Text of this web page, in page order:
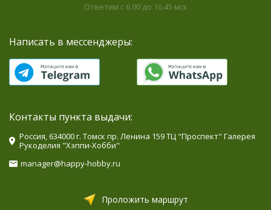
Ответим с 6.00 до 16.45 мск
Написать в мессенджеры:
Контакты пункта выдачи:
Россия, 634000 г. Томск пр. Ленина 159 ТЦ "Проспект" Галерея
Рукоделия "Хэппи-Хобби"
manager@happy-hobby.ru
Проложить маршрут